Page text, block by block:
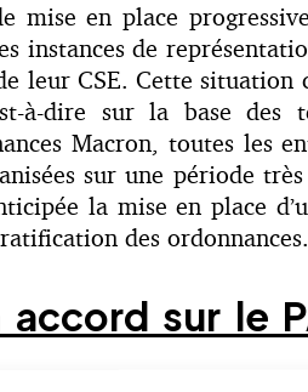
mise en place
instances de
leur CSE. Cette
à-dire sur la base
Macron, toutes les
sur une période
la mise en place
des ordonnances.
sur le